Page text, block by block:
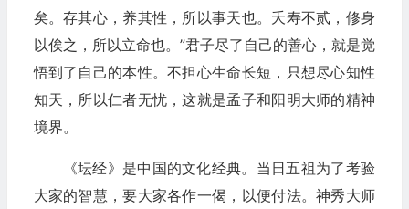
矣。存其心，养其性，所以事天也。夭寿不贰，修身
以俟之，所以立命也。”君子尽了自己的善心，就是觉
悟到了自己的本性。不担心生命长短，只想尽心知性
知天，所以仁者无忧，这就是孟子和阳明大师的精神
境界。
《坛经》是中国的文化经典。当日五祖为了考验
大家的智慧，要大家各作一偈，以便付法。神秀大师